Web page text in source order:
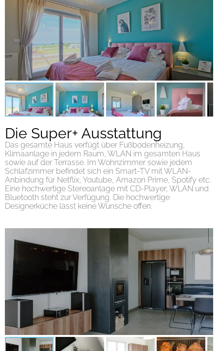
Die Super+ Ausstattung
Das gesamte Haus verfügt über Fußbodenheizung,
Klimaanlage in jedem Raum, WLAN im gesamten Haus
sowie auf der Terrasse. Im Wohnzimmer sowie jedem
Schlafzimmer befindet sich ein Smart-TV mit WLAN-
Anbindung für Netflix, Youtube, Amazon Prime, Spotify etc.
Eine hochwertige Stereoanlage mit CD-Player, WLAN und
Bluetooth steht zur Verfügung. Die hochwertige
Designerküche lässt keine Wünsche offen.